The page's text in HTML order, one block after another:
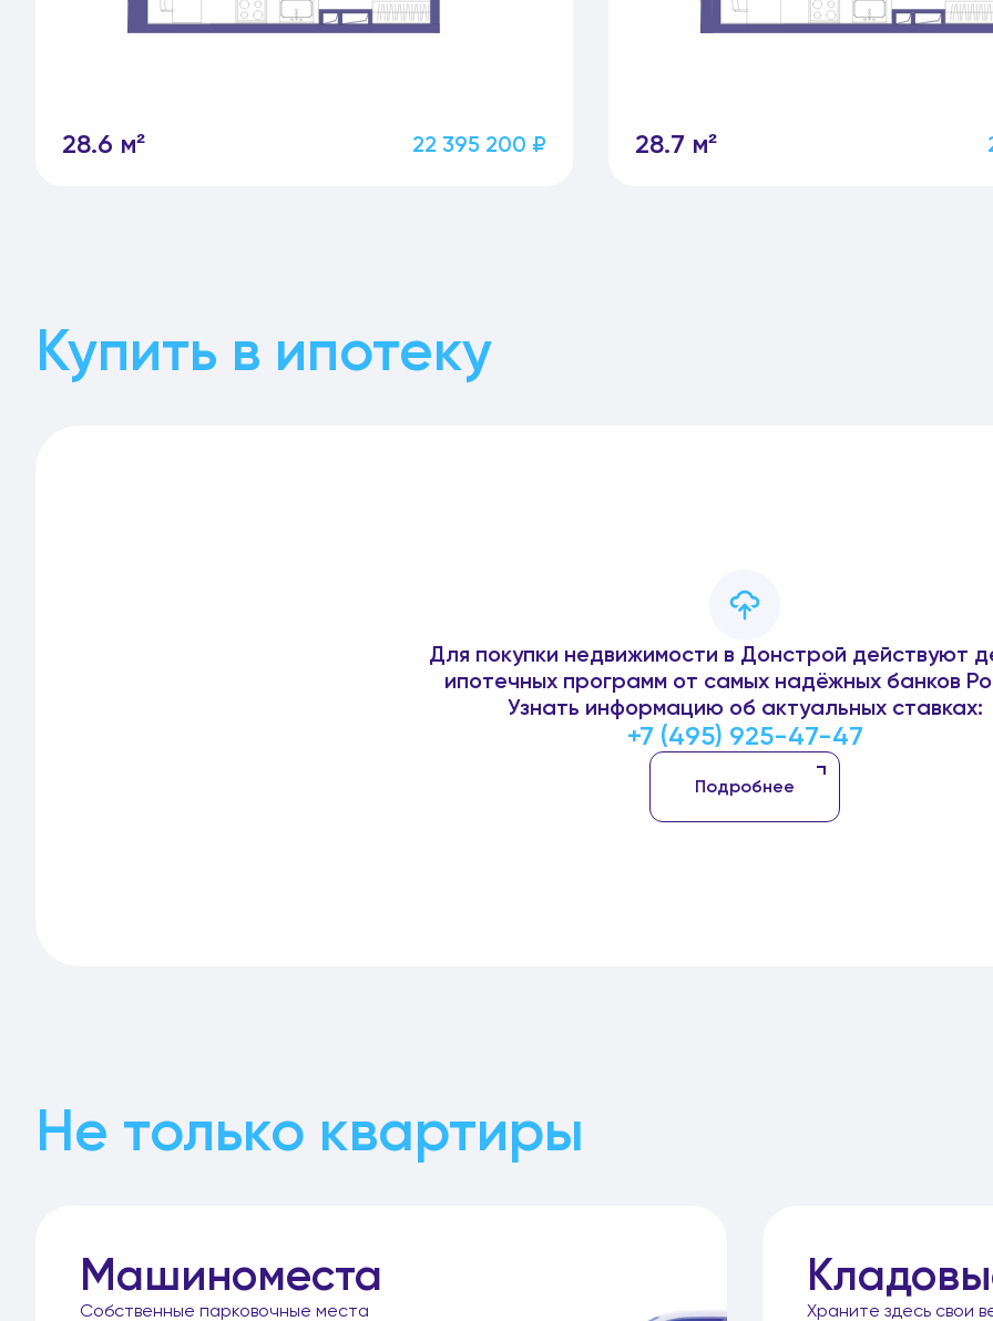
28.6 м² 22 395 200 ₽ 28.7 м²
Купить в ипотеку
Для покупки недвижимости в Донстрой действуют
ипотечных программ от самых надёжных банков
Узнать информацию об актуальных ставках:
+7 (495) 925-47-47
Подробнее
Не только квартиры
Машиноместа
Собственные парковочные места Храните здесь свои